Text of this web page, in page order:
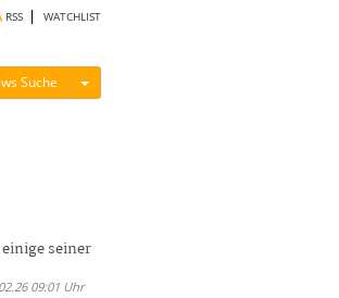
RSS WATCHLIST
Suche Menü ein-/ausblenden
seiner
09:01 Uhr